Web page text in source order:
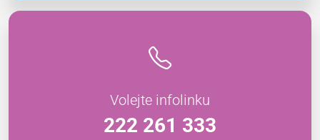
Volejte infolinku
222 261 333